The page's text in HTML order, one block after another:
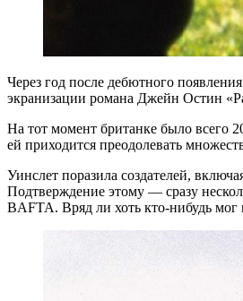
Через год после дебютного
экранизации романа Джейн Остин
На тот момент британке было всего
ей приходится преодолевать
Уинслет поразила создателей,
Подтверждение этому — сразу
BAFTA. Вряд ли хоть кто-нибудь